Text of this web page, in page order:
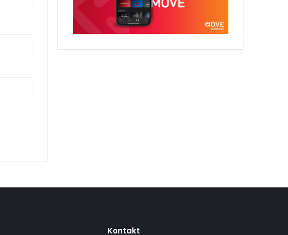
Kontakt